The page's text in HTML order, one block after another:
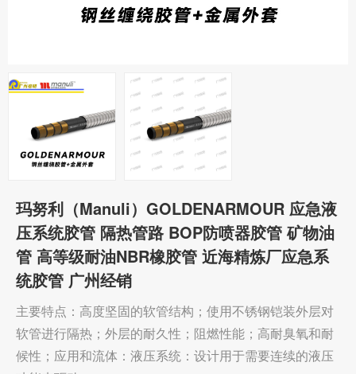
玛努利（Manuli）GOLDENARMOUR 应急液
压系统胶管 隔热管路 BOP防喷器胶管 矿物油
管 高等级耐油NBR橡胶管 近海精炼厂应急系
统胶管 广州经销
主要特点：高度坚固的软管结构；使用不锈钢铠装外层对
软管进行隔热；外层的耐久性；阻燃性能；高耐臭氧和耐
候性；应用和流体：液压系统：设计用于需要连续的液压